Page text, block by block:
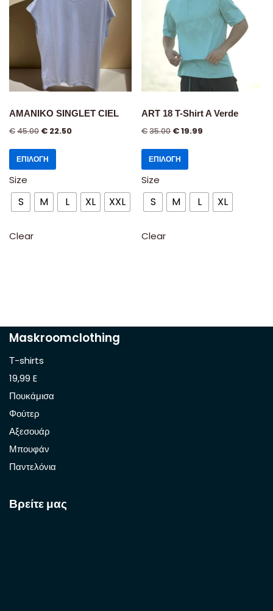
AMANIKO SINGLET CIEL
€45.00 € 22.50
ΕΠΙΛΟΓΉ
Size
S M L XL XXL
Clear
ART 18 T-Shirt A Verde
€35.00 €19.99
ΕΠΙΛΟΓΉ
Size
S M L XL
Clear
Maskroomclothing
Τ-shirts
19,99 E
Πουκάμισα
Φούτερ
Αξεσουάρ
Μπουφάν
Παντελόνια
Βρείτε μας